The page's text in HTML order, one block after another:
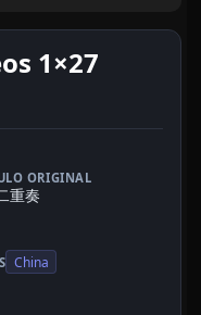
1×27
ORIGINAL
重奏
China